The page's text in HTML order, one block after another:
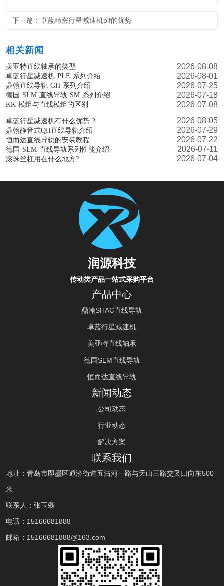
下一篇：卓蓝精密行星减速机plf的优势
相关新闻
美亚特直线轴承的类型 2026-08-08
卓蓝行星减速机 PLE 系列介绍 2026-08-01
鼎翰直线导轨 GH 系列介绍 2026-07-25
德国 SLM 直线导轨 SM 系列介绍 2026-07-18
KK 模组与直线模组的区别 2026-07-08
卓蓝行星减速机有什么优势？ 2026-08-05
鼎翰静音式QH直线导轨介绍 2026-07-29
恒而达直线导轨的安装教程 2026-07-22
德国 SLM 直线导轨系列性能介绍 2026-07-11
滚珠丝杠用在什么地方? 2026-07-04
润源科技
传动类产品一站式采购平台
产品中心
鼎翰SHAC直线导轨
卓蓝行星减速机
美亚特直线轴承
德国SLM直线导轨
恒而达直线导轨
新闻动态
公司动态
行业动态
解决方案
联系我们
地址：青岛市即墨区通济街道五沽河一路与天山三路交叉口向东500
米
联系人：张玉磊
电话： 15166681888
邮箱： 15166681888@163.com